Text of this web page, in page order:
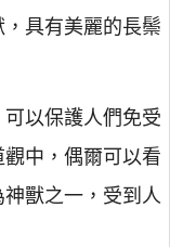
具有美麗的長鬃
以保護人們免受
中，偶爾可以看
獸之一，受到人